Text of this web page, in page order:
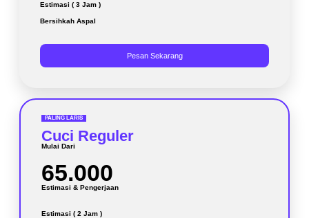
Estimasi ( 3 Jam )
Bersihkah Aspal
Pesan Sekarang
PALING LARIS
Cuci Reguler
Mulai Dari
65.000
Estimasi & Pengerjaan
Estimasi ( 2 Jam )